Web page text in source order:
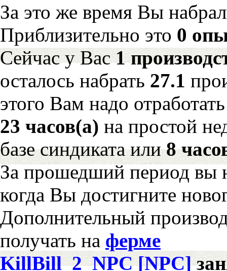
За это же время Вы
Приблизительно это 0
Сейчас у Вас1
осталось набрать 27.1
этого Вам надо отработать
23 часов(а) на простой
базе синдиката или8
За прошедший период вы
когда Вы достигните
Дополнительный
получать на ферме
KillBill_2_NPC [NPC]